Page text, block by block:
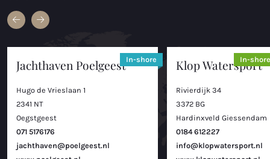
Jachthaven Poelgeest
Hugo de Vrieslaan 1
2341 NT
Oegstgeest
071 5176176
jachthaven@poelgeest.nl
In-shore Klop Watersport
Rivierdijk 34
3372 BG
Hardinxveld Giessendam
0184 612227
info@klopwatersport.nl
In-